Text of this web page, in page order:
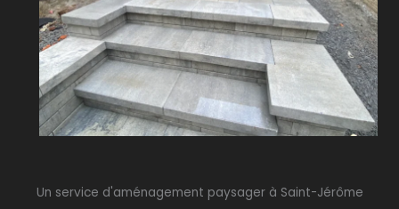
Un service d'aménagement paysager à Saint-Jérôme